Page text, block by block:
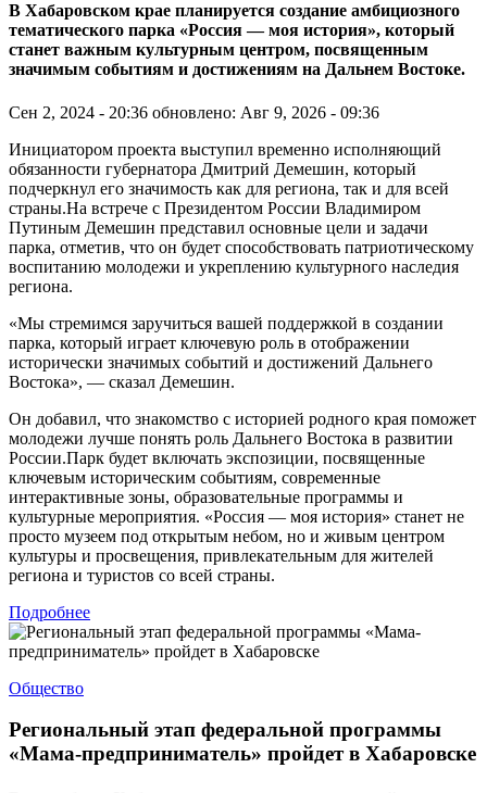
В Хабаровском крае планируется создание амбициозного
тематического парка «Россия — моя история», который
станет важным культурным центром, посвященным
значимым событиям и достижениям на Дальнем Востоке.
Сен 2, 2024 - 20:36 обновлено: Авг 9, 2026 - 09:36
Инициатором проекта выступил временно исполняющий
обязанности губернатора Дмитрий Демешин, который
подчеркнул его значимость как для региона, так и для всей
страны.На встрече с Президентом России Владимиром
Путиным Демешин представил основные цели и задачи
парка, отметив, что он будет способствовать патриотическому
воспитанию молодежи и укреплению культурного наследия
региона.
«Мы стремимся заручиться вашей поддержкой в создании
парка, который играет ключевую роль в отображении
исторически значимых событий и достижений Дальнего
Востока», — сказал Демешин.
Он добавил, что знакомство с историей родного края поможет
молодежи лучше понять роль Дальнего Востока в развитии
России.Парк будет включать экспозиции, посвященные
ключевым историческим событиям, современные
интерактивные зоны, образовательные программы и
культурные мероприятия. «Россия — моя история» станет не
просто музеем под открытым небом, но и живым центром
культуры и просвещения, привлекательным для жителей
региона и туристов со всей страны.
Подробнее
Общество
Региональный этап федеральной программы
«Мама-предприниматель» пройдет в Хабаровске